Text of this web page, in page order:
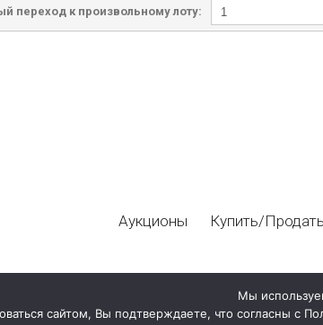
переход к произвольному лоту:
Аукционы Купить/Продать
Мы
сайтом, Вы подтверждаете, что согласны с